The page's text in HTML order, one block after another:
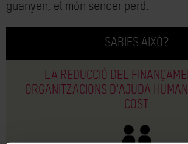
guanyen, el món sencer perd.
SABIES AIXÒ?
LA REDUCCIÓ DEL
ORGANITZACIONS D'AJUDA
COST